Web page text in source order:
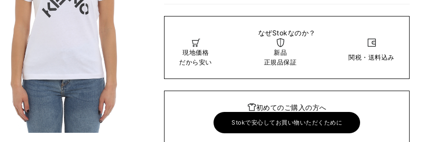
なぜStokなのか？
現地価格
だから安い
新品
正規品保証
関税・送料込み
初めてのご購入の方へ
Stokで安心してお買い物いただくために